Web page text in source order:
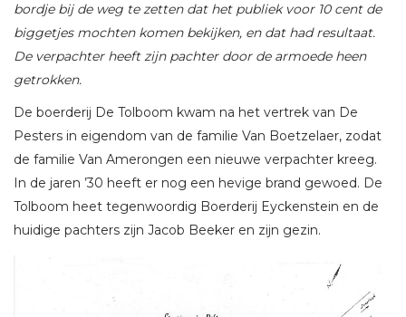
bordje bij de weg te zetten dat het publiek voor 10 cent de
biggetjes mochten komen bekijken, en dat had resultaat.
De verpachter heeft zijn pachter door de armoede heen
getrokken.
De boerderij De Tolboom kwam na het vertrek van De
Pesters in eigendom van de familie Van Boetzelaer, zodat
de familie Van Amerongen een nieuwe verpachter kreeg.
In de jaren ’30 heeft er nog een hevige brand gewoed. De
Tolboom heet tegenwoordig Boerderij Eyckenstein en de
huidige pachters zijn Jacob Beeker en zijn gezin.